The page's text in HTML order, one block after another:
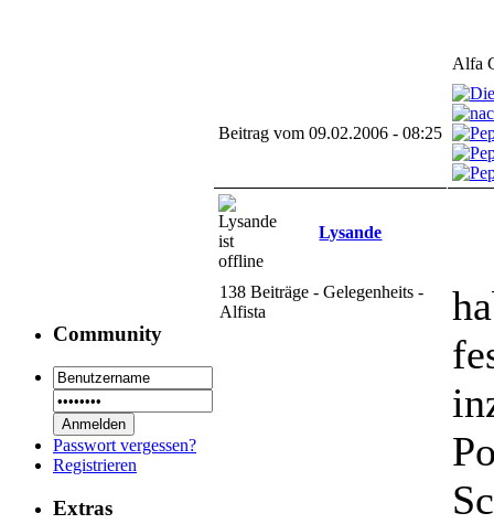
Community
Passwort vergessen?
Registrieren
Extras
Alfa
Beitrag vom 09.02.2006 - 08:25
Lysande
138 Beiträge - Gelegenheits -
Alfista